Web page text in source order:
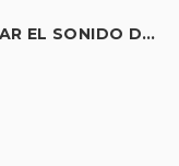
CONSEJOS PARA MEJORAR EL SONIDO DE CUALQUIER TOCADISCOS